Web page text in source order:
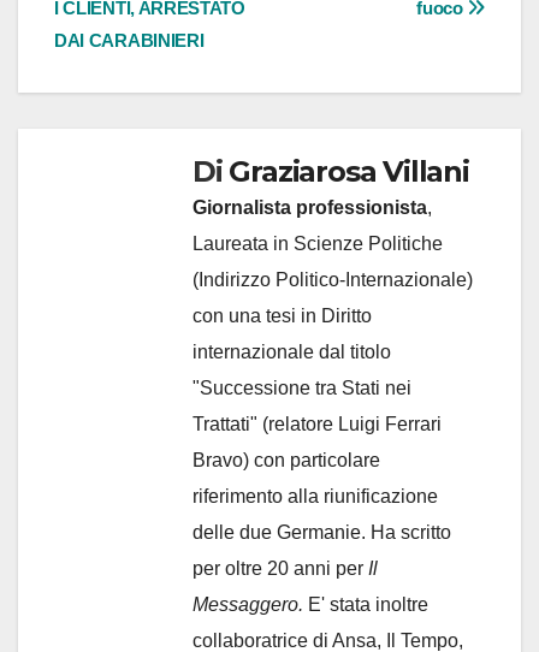
fuoco
I CLIENTI, ARRESTATO
DAI CARABINIERI
Di Graziarosa Villani
Giornalista professionista,
Laureata in Scienze Politiche
(Indirizzo Politico-Internazionale)
con una tesi in Diritto
internazionale dal titolo
"Successione tra Stati nei
Trattati" (relatore Luigi Ferrari
Bravo) con particolare
riferimento alla riunificazione
delle due Germanie. Ha scritto
per oltre 20 anni per Il
Messaggero. E' stata inoltre
collaboratrice di Ansa, Il Tempo,